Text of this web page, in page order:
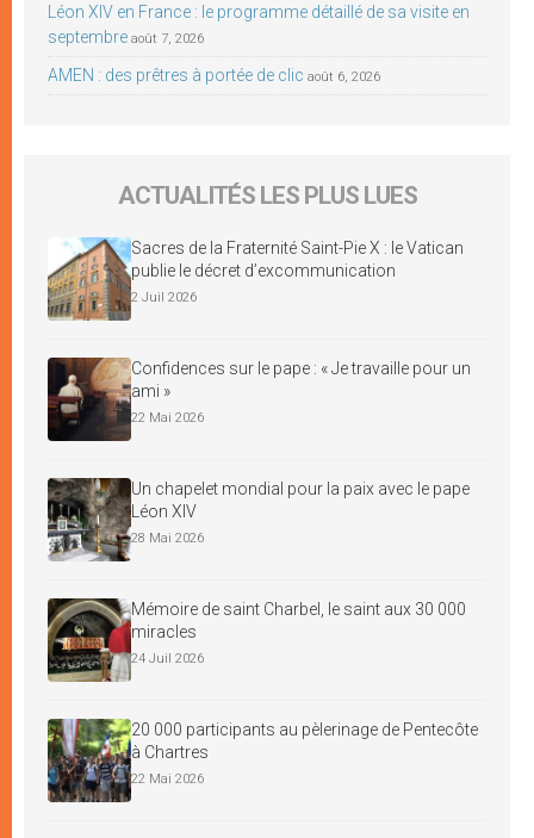
Léon XIV en France : le programme détaillé de sa visite en
septembre août 7, 2026
AMEN : des prêtres à portée de clic août 6, 2026
ACTUALITÉS LES PLUS LUES
Sacres de la Fraternité Saint-Pie X : le Vatican
publie le décret d’excommunication
2 Juil 2026
Confidences sur le pape : « Je travaille pour un
ami »
22 Mai 2026
Un chapelet mondial pour la paix avec le pape
Léon XIV
28 Mai 2026
Mémoire de saint Charbel, le saint aux 30 000
miracles
24 Juil 2026
20 000 participants au pèlerinage de Pentecôte
à Chartres
22 Mai 2026